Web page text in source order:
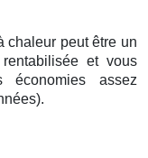
chaleur peut être un
et vous
économies assez